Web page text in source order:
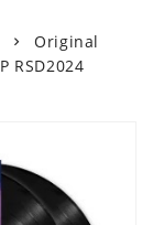
Original
RSD2024